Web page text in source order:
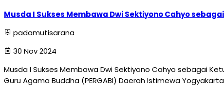
Musda I Sukses Membawa Dwi Sektiyono Cahyo
padamutisarana
30 Nov 2024
Musda I Sukses Membawa Dwi Sektiyono Cahyo sebagai
Guru Agama Buddha (PERGABI) Daerah Istimewa